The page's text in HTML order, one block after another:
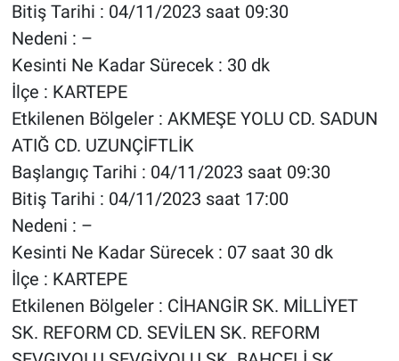
Bitiş Tarihi : 04/11/2023 saat 09:30
Nedeni : –
Kesinti Ne Kadar Sürecek : 30 dk
İlçe : KARTEPE
Etkilenen Bölgeler : AKMEŞE YOLU CD. SADUN
ATIĞ CD. UZUNÇİFTLİK
Başlangıç Tarihi : 04/11/2023 saat 09:30
Bitiş Tarihi : 04/11/2023 saat 17:00
Nedeni : –
Kesinti Ne Kadar Sürecek : 07 saat 30 dk
İlçe : KARTEPE
Etkilenen Bölgeler : CİHANGİR SK. MİLLİYET
SK. REFORM CD. SEVİLEN SK. REFORM